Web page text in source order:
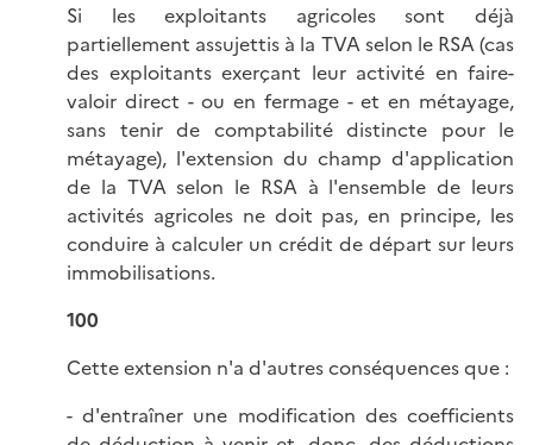
Si les exploitants agricoles sont déjà
partiellement assujettis à la TVA selon le RSA (cas
des exploitants exerçant leur activité en faire-
valoir direct - ou en fermage - et en métayage,
sans tenir de comptabilité distincte pour le
métayage), l'extension du champ d'application
de la TVA selon le RSA à l'ensemble de leurs
activités agricoles ne doit pas, en principe, les
conduire à calculer un crédit de départ sur leurs
immobilisations.
100
Cette extension n'a d'autres conséquences que :
- d'entraîner une modification des coefficients